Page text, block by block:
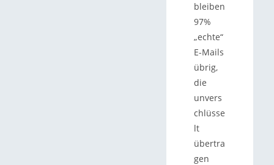
bleiben
97%
„echte“
E-Mails
übrig,
die
unvers
chlüsse
lt
übertra
gen